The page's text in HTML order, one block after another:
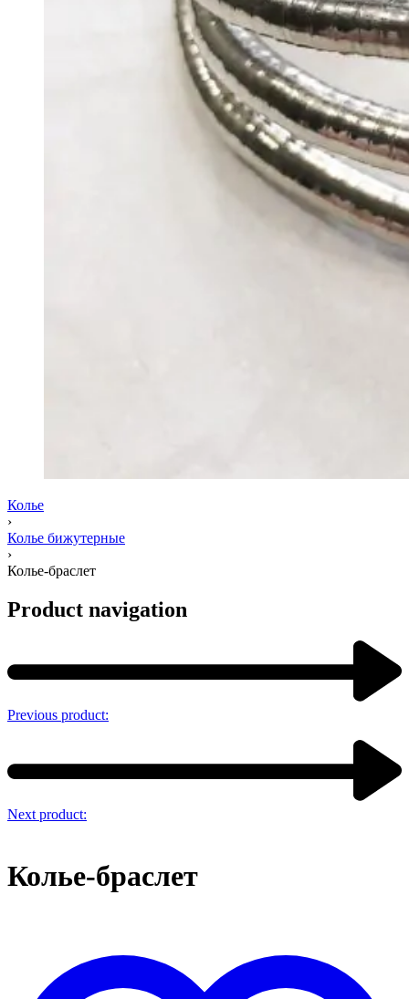
Колье
›
Колье бижутерные
›
Колье-браслет
Product navigation
Previous product:
Next product:
Колье-браслет